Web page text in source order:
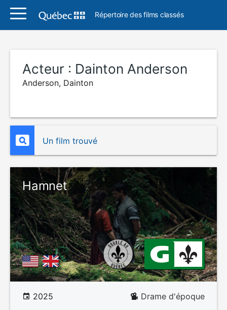
Répertoire des films classés
Acteur : Dainton Anderson
Anderson, Dainton
Un film trouvé
Hamnet
2025 Drame d'époque